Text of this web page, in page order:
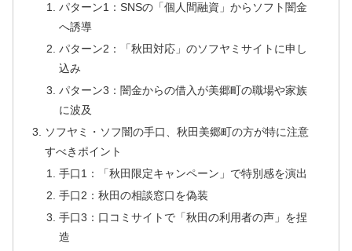
パターン1：SNSの「個人間融資」からソフト闇金
へ誘導
パターン2：「秋田対応」のソフヤミサイトに申し
込み
パターン3：闇金からの借入が美郷町の職場や家族
に波及
ソフヤミ・ソフ闇の手口、秋田美郷町の方が特に注意
すべきポイント
手口1：「秋田限定キャンペーン」で特別感を演出
手口2：秋田の相談窓口を偽装
手口3：口コミサイトで「秋田の利用者の声」を捏
造